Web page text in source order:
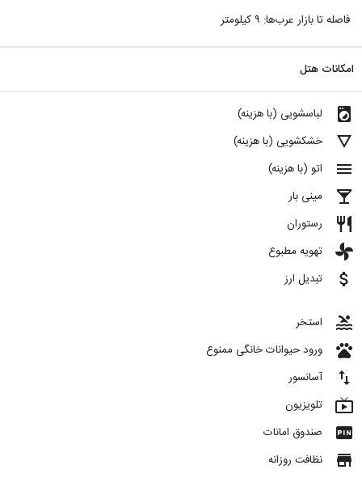
فاصله تا بازار عرب‌ها: ۹ کیلومتر
امکانات هتل
local_laundry_service لباسشویی (با هزینه)
details خشکشویی (با هزینه)
menu اتو (با هزینه)
local_bar مینی بار
restaurant رستوران
toys تهویه مطبوع
attach_money تبدیل ارز
pool استخر
pets ورود حیوانات خانگی ممنوع
import_export آسانسور
live_tv تلویزیون
fiber_pin صندوق امانات
store نظافت روزانه